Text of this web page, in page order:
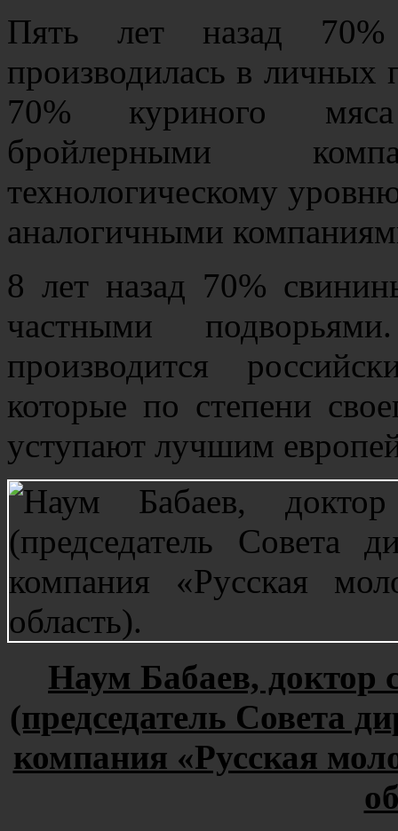
Пять лет назад
производилась в личных
70% куриного
бройлерными
технологическому
аналогичными
8 лет назад 70%
частными
производится
которые по степени
уступают лучшим
Наум Бабаев, доктор
(председатель Совета
компания «Русская